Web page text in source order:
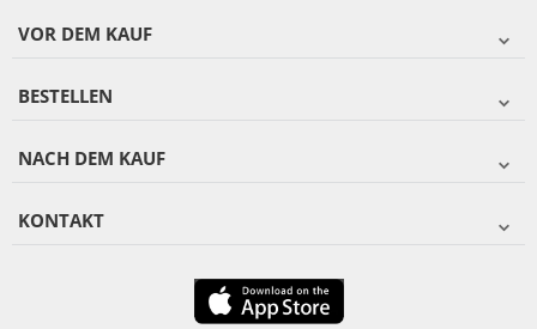
VOR DEM KAUF
BESTELLEN
NACH DEM KAUF
KONTAKT